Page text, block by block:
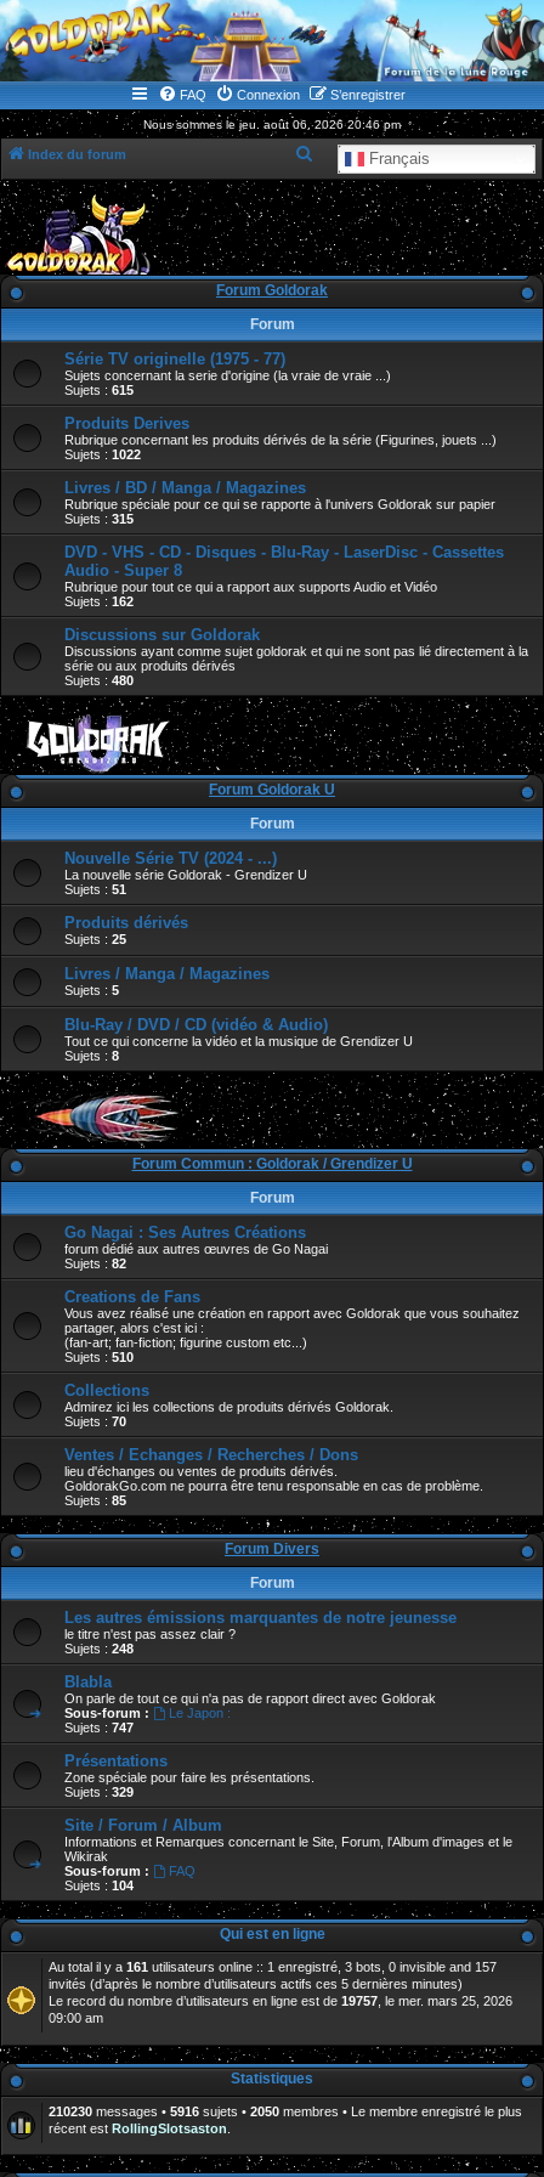
WWW.GOLDORAKGO.COM
le site de la Lune Rouge
FAQ Connexion S’enregistrer
Nous sommes le jeu. août 06, 2026 20:46 pm
Index du forum Français
e
c
h
r
Forum Goldorak
Forum
Série TV originelle (1975 - 77)
Sujets concernant la serie d'origine (la vraie de vraie ...)
Sujets : 615
Produits Derives
Rubrique concernant les produits dérivés de la série (Figurines, jouets ...)
Sujets : 1022
Livres / BD / Manga / Magazines
Rubrique spéciale pour ce qui se rapporte à l'univers Goldorak sur papier
Sujets : 315
DVD - VHS - CD - Disques - Blu-Ray - LaserDisc - Cassettes
Audio - Super 8
Rubrique pour tout ce qui a rapport aux supports Audio et Vidéo
Sujets : 162
Discussions sur Goldorak
Discussions ayant comme sujet goldorak et qui ne sont pas lié directement à la
série ou aux produits dérivés
Sujets : 480
Forum Goldorak U
Forum
Nouvelle Série TV (2024 - ...)
La nouvelle série Goldorak - Grendizer U
Sujets : 51
Produits dérivés
Sujets : 25
Livres / Manga / Magazines
Sujets : 5
Blu-Ray / DVD / CD (vidéo & Audio)
Tout ce qui concerne la vidéo et la musique de Grendizer U
Sujets : 8
Forum Commun : Goldorak / Grendizer U
Forum
Go Nagai : Ses Autres Créations
forum dédié aux autres œuvres de Go Nagai
Sujets : 82
Creations de Fans
Vous avez réalisé une création en rapport avec Goldorak que vous souhaitez
partager, alors c'est ici :
(fan-art; fan-fiction; figurine custom etc...)
Sujets : 510
Collections
Admirez ici les collections de produits dérivés Goldorak.
Sujets : 70
Ventes / Echanges / Recherches / Dons
lieu d'échanges ou ventes de produits dérivés.
GoldorakGo.com ne pourra être tenu responsable en cas de problème.
Sujets : 85
Forum Divers
Forum
Les autres émissions marquantes de notre jeunesse
le titre n'est pas assez clair ?
Sujets : 248
Blabla
On parle de tout ce qui n'a pas de rapport direct avec Goldorak
Sous-forum :
Le Japon :
Sujets : 747
Présentations
Zone spéciale pour faire les présentations.
Sujets : 329
Site / Forum / Album
Informations et Remarques concernant le Site, Forum, l'Album d'images et le
Wikirak
Sous-forum :
FAQ
Sujets : 104
Qui est en ligne
Au total il y a 161 utilisateurs online :: 1 enregistré, 3 bots, 0 invisible and 157
invités (d’après le nombre d’utilisateurs actifs ces 5 dernières minutes)
Le record du nombre d’utilisateurs en ligne est de 19757 , le mer. mars 25, 2026
09:00 am
Statistiques
210230 messages • 5916 sujets • 2050 membres • Le membre enregistré le plus
récent est RollingSlotsaston